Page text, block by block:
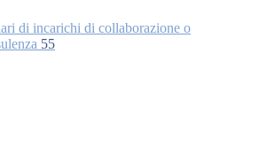
di incarichi di collaborazione o
55